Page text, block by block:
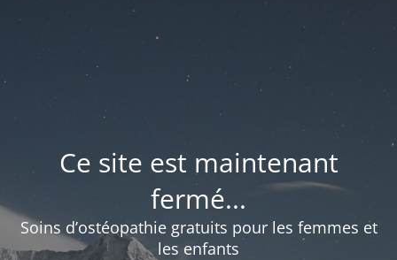
Ce site est maintenant
fermé...
Soins d’ostéopathie gratuits pour les femmes et
les enfants